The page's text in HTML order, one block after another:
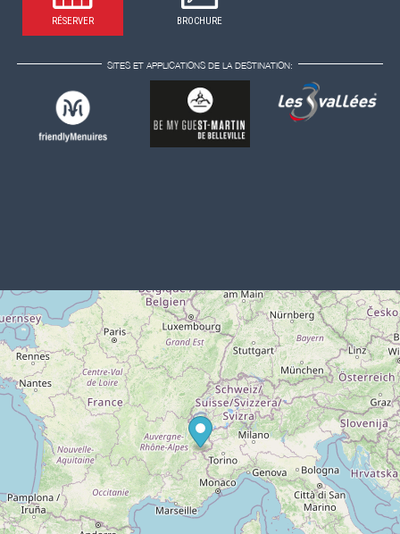
RÉSERVER BROCHURE
SITES ET APPLICATIONS DE LA DESTINATION: